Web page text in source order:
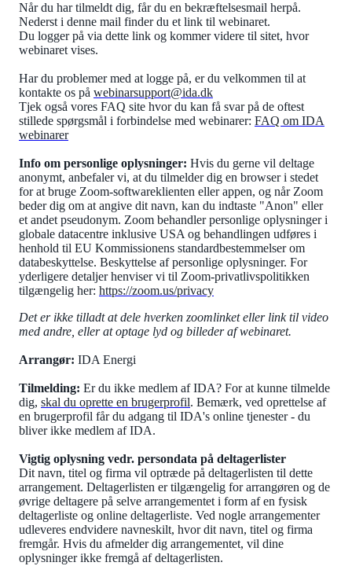
Når du har tilmeldt dig, får du en bekræftelsesmail herpå.
Nederst i denne mail finder du et link til webinaret.
Du logger på via dette link og kommer videre til sitet, hvor
webinaret vises.
Har du problemer med at logge på, er du velkommen til at
kontakte os på webinarsupport@ida.dk
Tjek også vores FAQ site hvor du kan få svar på de oftest
stillede spørgsmål i forbindelse med webinarer: FAQ om IDA
webinarer
Info om personlige oplysninger: Hvis du gerne vil deltage
anonymt, anbefaler vi, at du tilmelder dig en browser i stedet
for at bruge Zoom-softwareklienten eller appen, og når Zoom
beder dig om at angive dit navn, kan du indtaste "Anon" eller
et andet pseudonym. Zoom behandler personlige oplysninger i
globale datacentre inklusive USA og behandlingen udføres i
henhold til EU Kommissionens standardbestemmelser om
databeskyttelse. Beskyttelse af personlige oplysninger. For
yderligere detaljer henviser vi til Zoom-privatlivspolitikken
tilgængelig her: https://zoom.us/privacy
Det er ikke tilladt at dele hverken zoomlinket eller link til video
med andre, eller at optage lyd og billeder af webinaret.
Arrangør: IDA Energi
Tilmelding: Er du ikke medlem af IDA? For at kunne tilmelde
dig, skal du oprette en brugerprofil. Bemærk, ved oprettelse af
en brugerprofil får du adgang til IDA's online tjenester - du
bliver ikke medlem af IDA.
Vigtig oplysning vedr. persondata på deltagerlister
Dit navn, titel og firma vil optræde på deltagerlisten til dette
arrangement. Deltagerlisten er tilgængelig for arrangøren og de
øvrige deltagere på selve arrangementet i form af en fysisk
deltagerliste og online deltagerliste. Ved nogle arrangementer
udleveres endvidere navneskilt, hvor dit navn, titel og firma
fremgår. Hvis du afmelder dig arrangementet, vil dine
oplysninger ikke fremgå af deltagerlisten.